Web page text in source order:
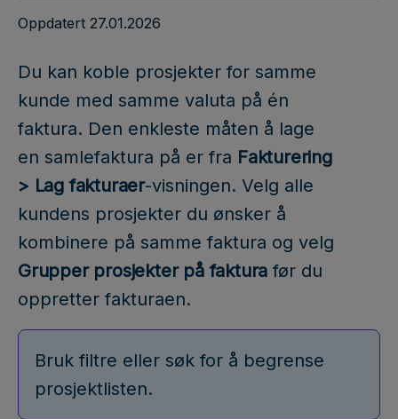
Oppdatert 27.01.2026
Du kan koble prosjekter for samme
kunde med samme valuta på én
faktura. Den enkleste måten å lage
en samlefaktura på er fra Fakturering
> Lag fakturaer-visningen. Velg alle
kundens prosjekter du ønsker å
kombinere på samme faktura og velg
Grupper prosjekter på faktura før du
oppretter fakturaen.
Bruk filtre eller søk for å begrense
prosjektlisten.